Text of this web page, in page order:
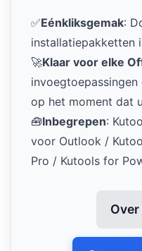
✅Eénkliksgemak:
installatiepakketten
🚀Klaar voor elke
op het moment dat
🧰Inbegrepen:
voor Outlook /
Pro / Kutools for